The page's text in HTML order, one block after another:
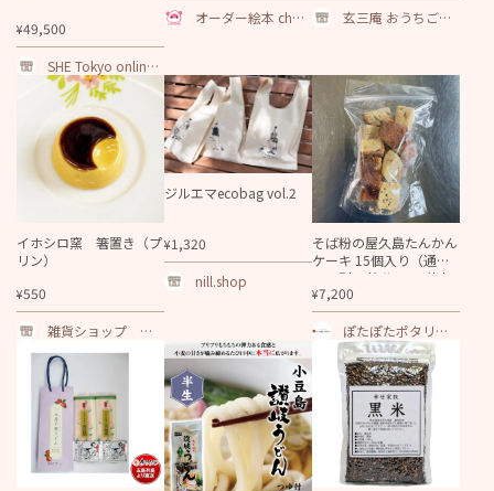
¥49,500
SHE Tokyo online s
hop
オーダー絵本 chap
玄三庵 おうちごは
イホシロ窯 箸置き（プ
リン）
¥550
雑貨ショップ ハ
ジルエマecobag vol.2
¥1,320
nill.shop
そば粉の屋久島たんかん
ケーキ 15個入り（通常1
8cm型10等分の1.5倍お
徳用）【ソボクニシフォ
ン】
¥7,200
ぽたぽたポタリ
ー・ソボクニシフ
ォン